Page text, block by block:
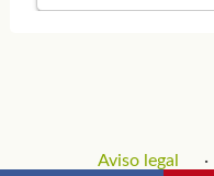
Aviso legal